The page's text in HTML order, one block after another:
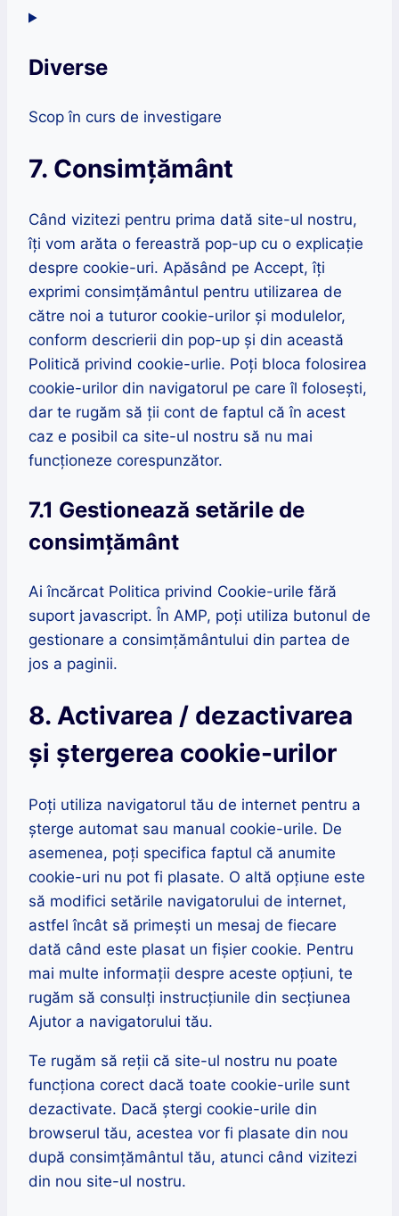
to
metaslider
Diverse
Scop în curs de investigare
Consent
to
diverse
7. Consimţământ
Când vizitezi pentru prima dată site-ul nostru,
îți vom arăta o fereastră pop-up cu o explicație
despre cookie-uri. Apăsând pe Accept, îți
exprimi consimțământul pentru utilizarea de
către noi a tuturor cookie-urilor și modulelor,
conform descrierii din pop-up și din această
Politică privind cookie-urlie. Poți bloca folosirea
cookie-urilor din navigatorul pe care îl folosești,
dar te rugăm să ții cont de faptul că în acest
caz e posibil ca site-ul nostru să nu mai
funcționeze corespunzător.
7.1 Gestionează setările de
consimțământ
Ai încărcat Politica privind Cookie-urile fără
suport javascript. În AMP, poți utiliza butonul de
gestionare a consimțământului din partea de
jos a paginii.
8. Activarea / dezactivarea
și ștergerea cookie-urilor
Poți utiliza navigatorul tău de internet pentru a
șterge automat sau manual cookie-urile. De
asemenea, poți specifica faptul că anumite
cookie-uri nu pot fi plasate. O altă opțiune este
să modifici setările navigatorului de internet,
astfel încât să primești un mesaj de fiecare
dată când este plasat un fișier cookie. Pentru
mai multe informații despre aceste opțiuni, te
rugăm să consulți instrucțiunile din secțiunea
Ajutor a navigatorului tău.
Te rugăm să reții că site-ul nostru nu poate
funcționa corect dacă toate cookie-urile sunt
dezactivate. Dacă ștergi cookie-urile din
browserul tău, acestea vor fi plasate din nou
după consimțământul tău, atunci când vizitezi
din nou site-ul nostru.